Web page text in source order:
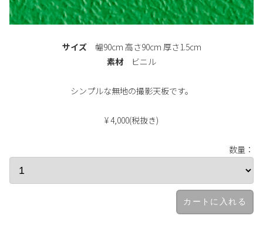
サイズ幅90cm 高さ90cm 厚さ1.5cm
素材 ビニル
シンプルな無地の撮影天板です。
¥ 4,000(税抜き)
数量：